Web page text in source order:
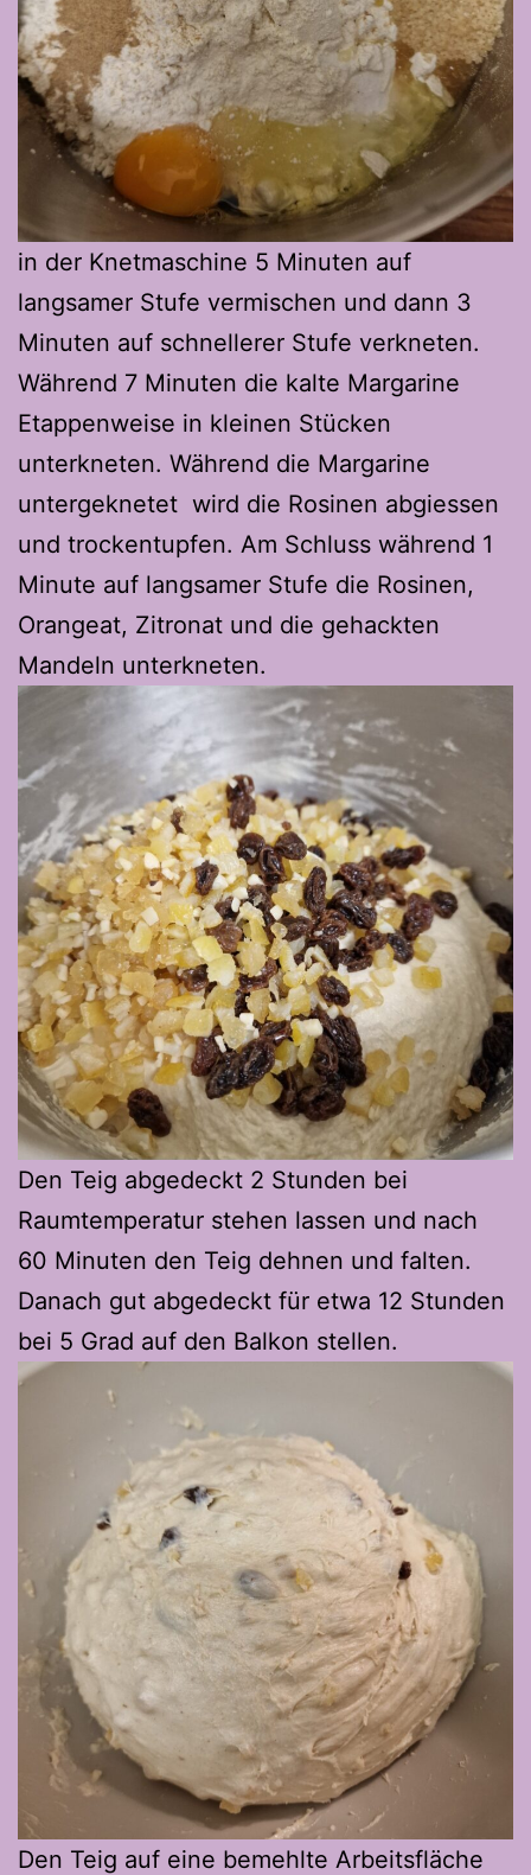
in der Knetmaschine 5 Minuten auf
langsamer Stufe vermischen und dann 3
Minuten auf schnellerer Stufe verkneten.
Während 7 Minuten die kalte Margarine
Etappenweise in kleinen Stücken
unterkneten. Während die Margarine
untergeknetet wird die Rosinen abgiessen
und trockentupfen. Am Schluss während 1
Minute auf langsamer Stufe die Rosinen,
Orangeat, Zitronat und die gehackten
Mandeln unterkneten.
Den Teig abgedeckt 2 Stunden bei
Raumtemperatur stehen lassen und nach
60 Minuten den Teig dehnen und falten.
Danach gut abgedeckt für etwa 12 Stunden
bei 5 Grad auf den Balkon stellen.
Den Teig auf eine bemehlte Arbeitsfläche